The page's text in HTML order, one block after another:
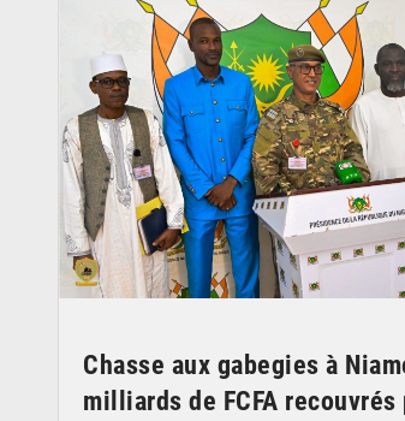
Chasse aux gabegies à
milliards de FCFA recouvrés